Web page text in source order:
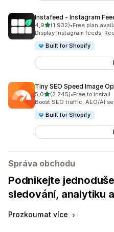
Instafeed ‑ Instagram
4,9z 5 hvězd
(1 932)
Celkový počet recenzí: 1932
•Free plan
Display Instagram feeds,
Built for Shopify
Tiny SEO Speed Image
5,0z 5 hvězd
(2 245)
Celkový počet recenzí: 2245
•Free to install
Boost SEO traffic, AEO/AI
Built for Shopify
Správa obchodu
Podnikejte
sledování, analytiku
Prozkoumat více